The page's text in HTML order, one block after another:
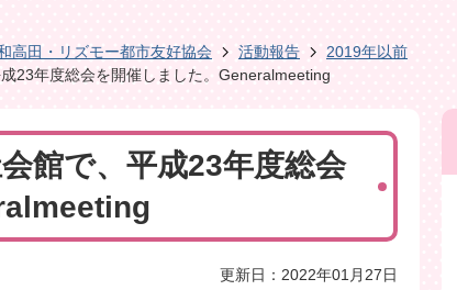
高田・リズモー都市友好協会 活動報告
2019年以前
23年度総会を開催しました。Generalmeeting
館で、平成23年度総会
更新日：2022年01月27日